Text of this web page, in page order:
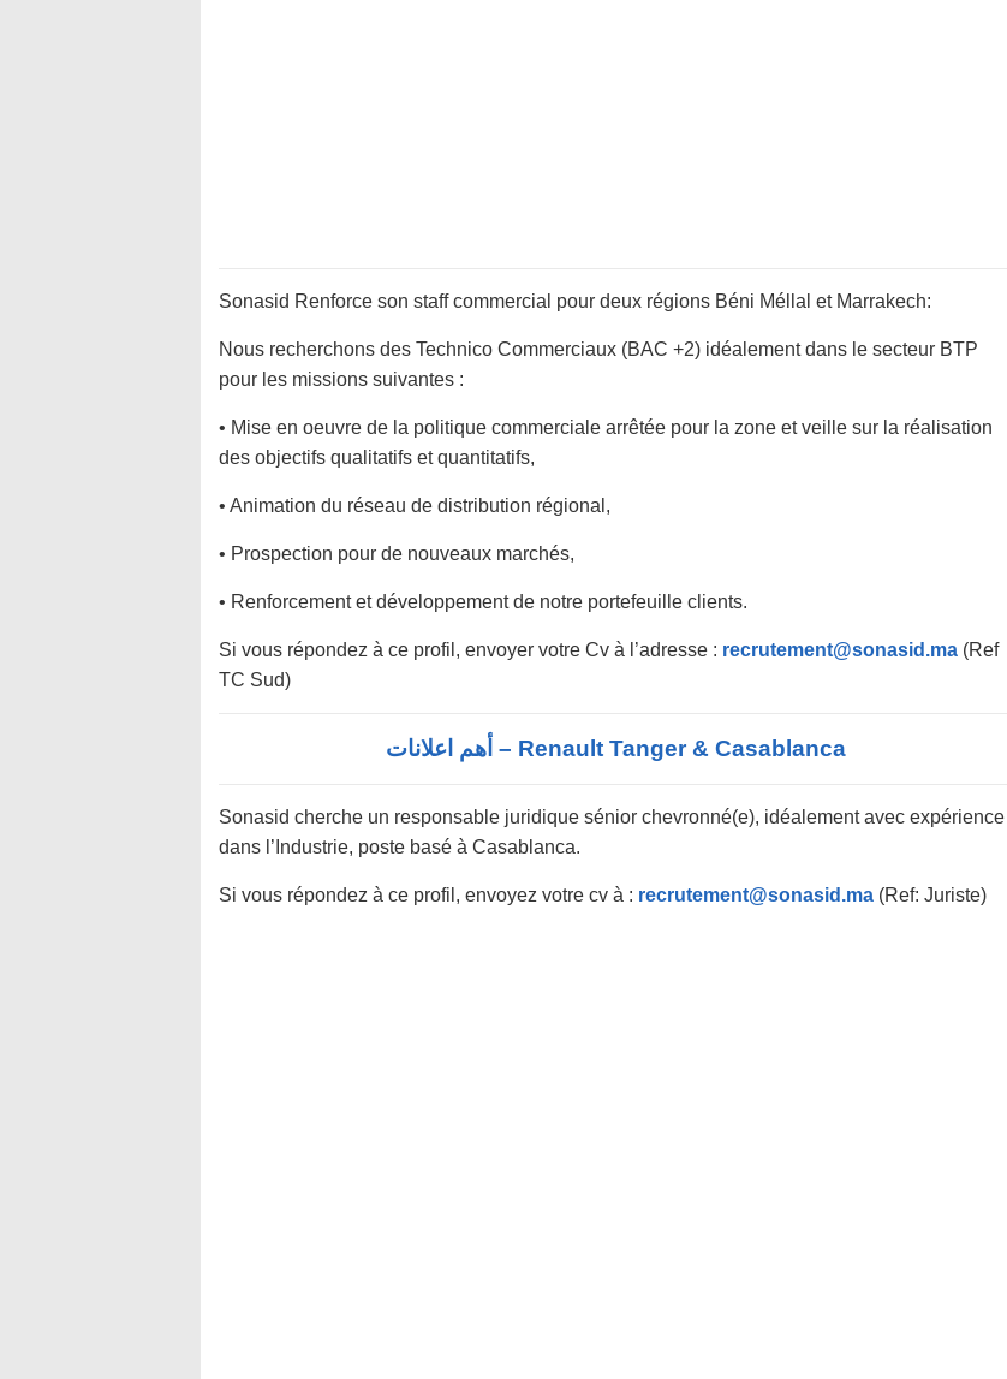
Sonasid Renforce son staff commercial pour deux régions Béni Méllal et Marrakech:
Nous recherchons des Technico Commerciaux (BAC +2) idéalement dans le secteur BTP
pour les missions suivantes :
• Mise en oeuvre de la politique commerciale arrêtée pour la zone et veille sur la réalisation
des objectifs qualitatifs et quantitatifs,
• Animation du réseau de distribution régional,
• Prospection pour de nouveaux marchés,
• Renforcement et développement de notre portefeuille clients.
Si vous répondez à ce profil, envoyer votre Cv à l’adresse : recrutement@sonasid.ma (Ref
TC Sud)
Renault Tanger & Casablanca – أهم اعلانات
Sonasid cherche un responsable juridique sénior chevronné(e), idéalement avec expérience
dans l’Industrie, poste basé à Casablanca.
Si vous répondez à ce profil, envoyez votre cv à : recrutement@sonasid.ma (Ref: Juriste)